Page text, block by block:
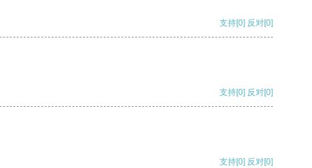
支持[0] 反对[0]
支持[0] 反对[0]
支持[0] 反对[0]